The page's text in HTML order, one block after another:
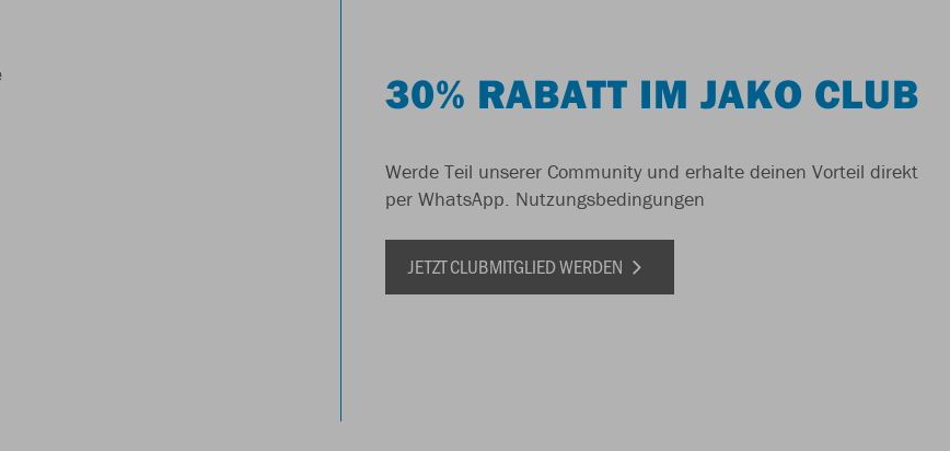
30% RABATT IM JAKO CLUB
Werde Teil unserer Community und erhalte deinen Vorteil direkt
per WhatsApp. Nutzungsbedingungen
JETZT CLUBMITGLIED WERDEN